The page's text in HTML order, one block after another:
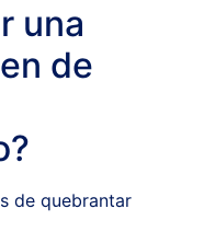
una
de
de quebrantar